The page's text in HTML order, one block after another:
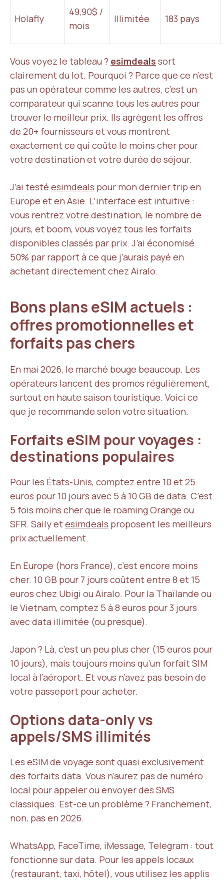
Holafly
49,90$ /
mois
Illimitée 183 pays
Vous voyez le tableau ? esimdeals sort
clairement du lot. Pourquoi ? Parce que ce n’est
pas un opérateur comme les autres, c’est un
comparateur qui scanne tous les autres pour
trouver le meilleur prix. Ils agrègent les offres
de 20+ fournisseurs et vous montrent
exactement ce qui coûte le moins cher pour
votre destination et votre durée de séjour.
J’ai testé esimdeals pour mon dernier trip en
Europe et en Asie. L’interface est intuitive :
vous rentrez votre destination, le nombre de
jours, et boom, vous voyez tous les forfaits
disponibles classés par prix. J’ai économisé
50% par rapport à ce que j’aurais payé en
achetant directement chez Airalo.
Bons plans eSIM actuels :
offres promotionnelles et
forfaits pas chers
En mai 2026, le marché bouge beaucoup. Les
opérateurs lancent des promos régulièrement,
surtout en haute saison touristique. Voici ce
que je recommande selon votre situation.
Forfaits eSIM pour voyages :
destinations populaires
Pour les États-Unis, comptez entre 10 et 25
euros pour 10 jours avec 5 à 10 GB de data. C’est
5 fois moins cher que le roaming Orange ou
SFR. Saily etesimdeals proposent les meilleurs
prix actuellement.
En Europe (hors France), c’est encore moins
cher. 10 GB pour 7 jours coûtent entre 8 et 15
euros chez Ubigi ou Airalo. Pour la Thaïlande ou
le Vietnam, comptez 5 à 8 euros pour 3 jours
avec data illimitée (ou presque).
Japon ? Là, c’est un peu plus cher (15 euros pour
10 jours), mais toujours moins qu’un forfait SIM
local à l’aéroport. Et vous n’avez pas besoin de
votre passeport pour acheter.
Options data-only vs
appels/SMS illimités
Les eSIM de voyage sont quasi exclusivement
des forfaits data. Vous n’aurez pas de numéro
local pour appeler ou envoyer des SMS
classiques. Est-ce un problème ? Franchement,
non, pas en 2026.
WhatsApp, FaceTime, iMessage, Telegram : tout
fonctionne sur data. Pour les appels locaux
(restaurant, taxi, hôtel), vous utilisez les applis